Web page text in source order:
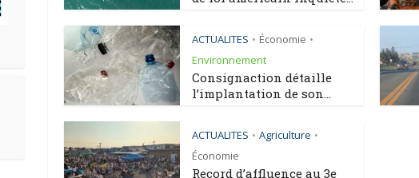
ACTUALITES • Économie •
Environnement
Consignaction détaille
l’implantation de son...
ACTUALITES • Agriculture •
Économie
Record d’affluence au 3e